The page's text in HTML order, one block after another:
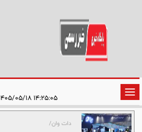
تغییر
وضعیت
ناوبری
۱۴:۲۵:۰۵ ۱۴۰۵/۰۵/۱۸
دات وان/